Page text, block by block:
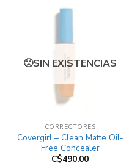
SIN EXISTENCIAS
CORRECTORES
Covergirl – Clean Matte Oil-
Free Concealer
C$490.00